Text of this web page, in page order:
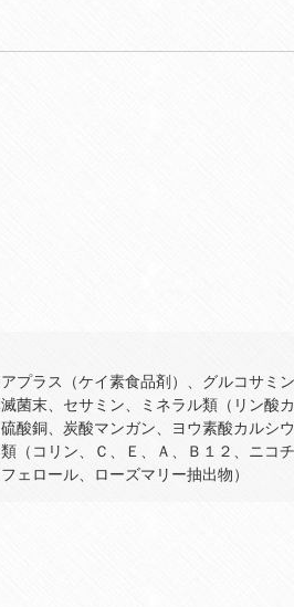
プラス（ケイ素食品剤）、グルコサミ
菌末、セサミン、ミネラル類（リン酸
酸銅、炭酸マンガン、ヨウ素酸カルシウ
（コリン、Ｃ、Ｅ、Ａ、Ｂ１２、ニコ
ロール、ローズマリー抽出物）